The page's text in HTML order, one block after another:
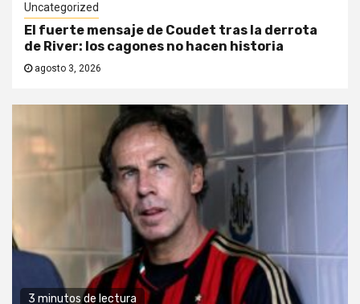
Uncategorized
El fuerte mensaje de Coudet tras la derrota
de River: los cagones no hacen historia
agosto 3, 2026
3 minutos de lectura